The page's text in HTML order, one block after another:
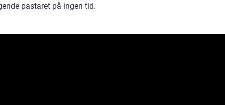
pastaret på ingen tid.